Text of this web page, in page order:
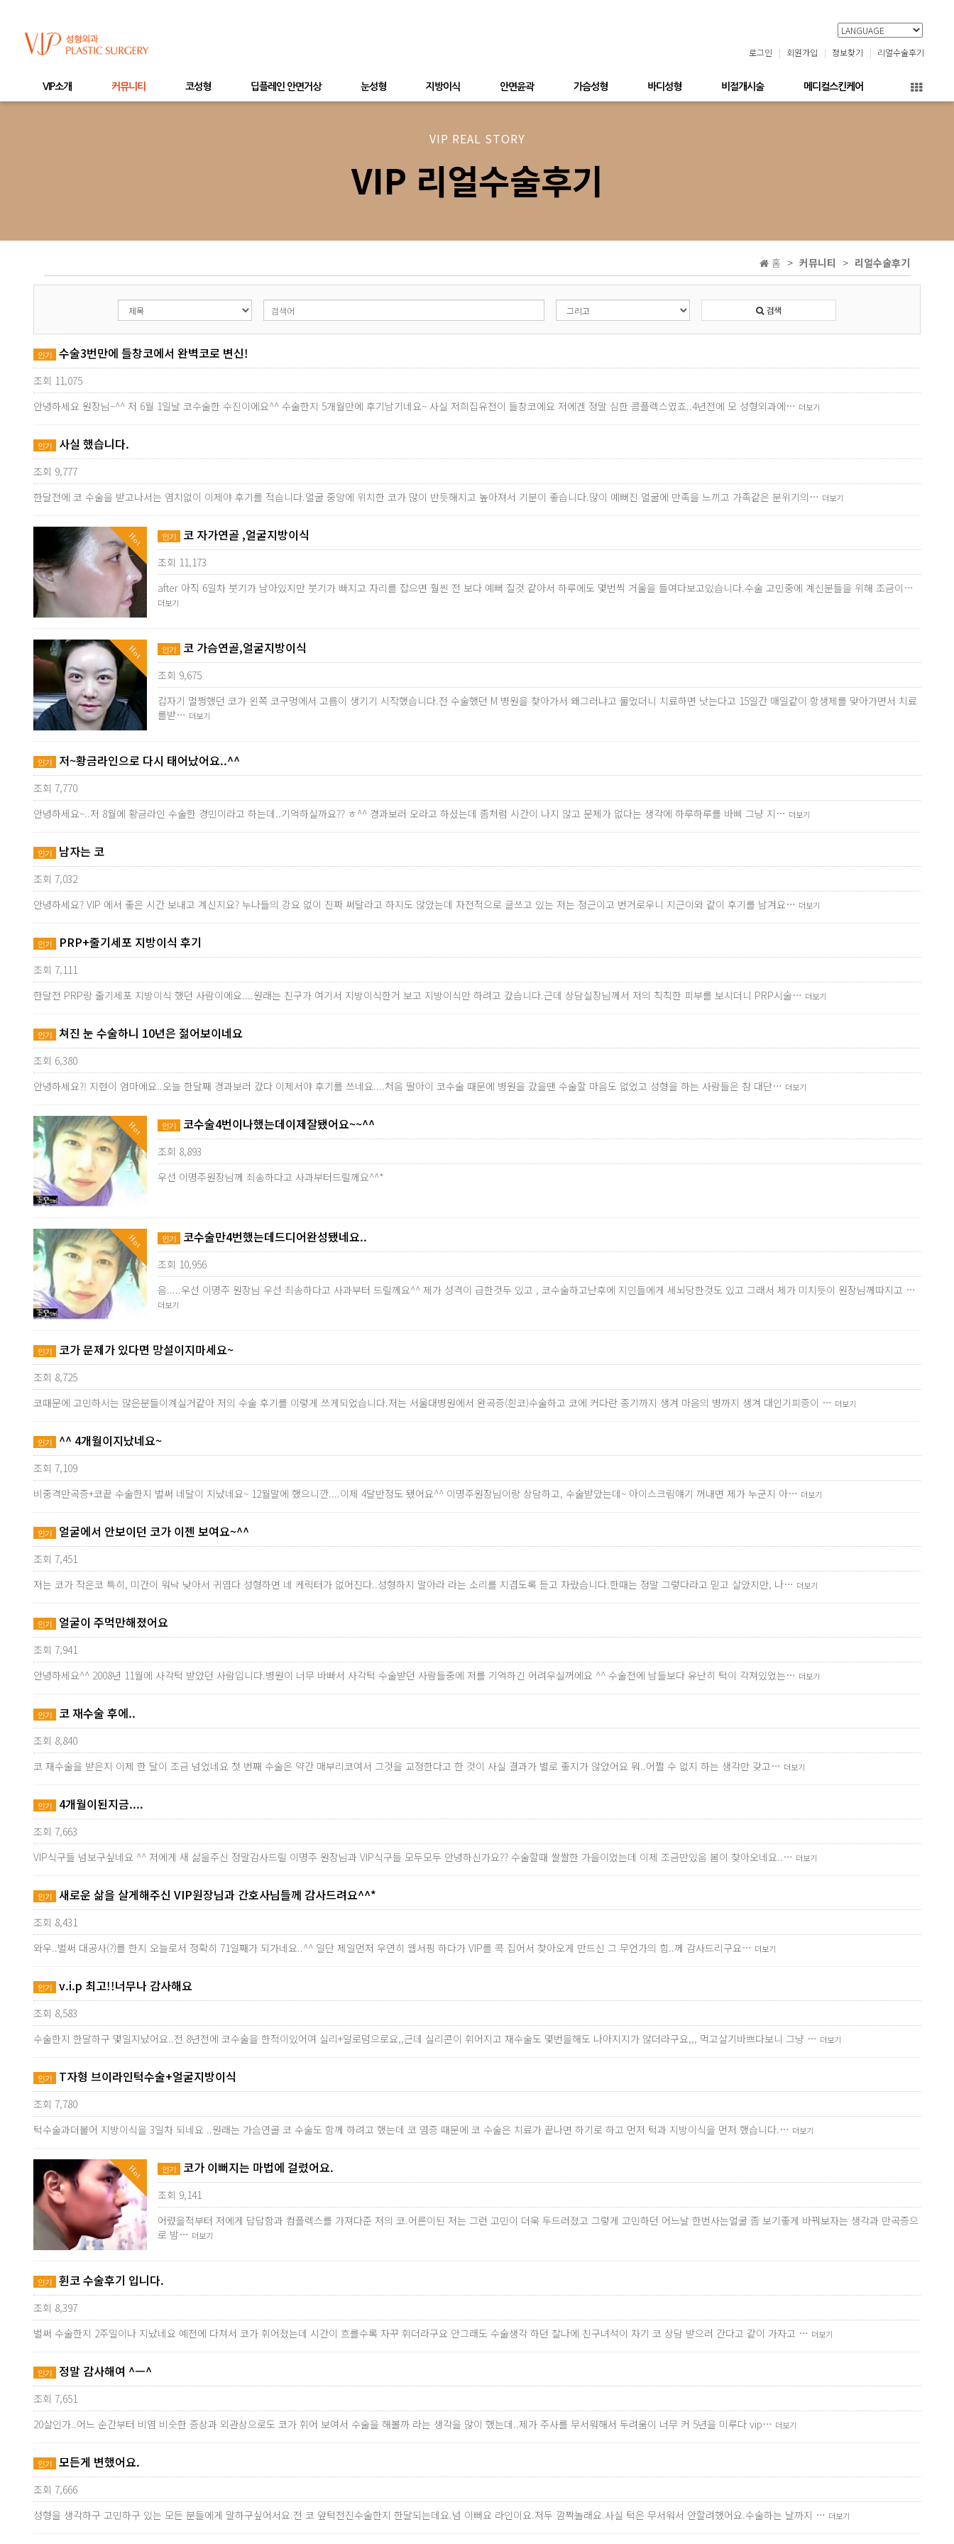
로그인 회원가입 정보찾기 리얼수술후기
VIP소개 커뮤니티 코성형 딥플레인 안면거상 눈성형 지방이식 안면윤곽 가슴성형 바디성형 비절개시술 메디컬스킨케어
VIP REAL STORY
VIP 리얼수술후기
홈 커뮤니티 리얼수술후기
검색
인기 수술3번만에 들창코에서 완벽코로 변신!
조회 11,075
안녕하세요 원장님~^^ 저 6월 1일날 코수술한 수진이에요^^ 수술한지 5개월만에 후기남기네요~ 사실 저희집유전이 들창코에요 저에겐 정말 심한 콤플렉스였죠..4년전에 모 성형외과에… 더보기
인기 사실 했습니다.
조회 9,777
한달전에 코 수술을 받고나서는 염치없이 이제야 후기를 적습니다.얼굴 중앙에 위치한 코가 많이 반듯해지고 높아져서 기분이 좋습니다.많이 예뻐진 얼굴에 만족을 느끼고 가족같은 분위기의… 더보기
Hot 인기 코 자가연골 ,얼굴지방이식
조회 11,173
after 아직 6일차 붓기가 남아있지만 붓기가 빠지고 자리를 잡으면 훨씬 전 보다 예뻐 질것 같아서 하루에도 몇번씩 거울을 들여다보고있습니다.수술 고민중에 계신분들을 위해 조금이…
더보기
Hot 인기 코 가슴연골,얼굴지방이식
조회 9,675
갑자기 멀쩡했던 코가 왼쪽 코구멍에서 고름이 생기기 시작했습니다.전 수술했던 M 병원을 찾아가서 왜그러냐고 물었더니 치료하면 낫는다고 15일간 매일같이 항생제를 맞아가면서 치료
를받… 더보기
인기 저~황금라인으로 다시 태어났어요..^^
조회 7,770
안녕하세요~..저 8월에 황금라인 수술한 경민이라고 하는데..기억하실까요?? ㅎ^^ 경과보러 오라고 하셨는데 좀처럼 시간이 나지 않고 문제가 없다는 생각에 하루하루를 바삐 그냥 지… 더보기
인기 남자는 코
조회 7,032
안녕하세요? VIP 에서 좋은 시간 보내고 계신지요? 누나들의 강요 없이 진짜 써달라고 하지도 않았는데 자전적으로 글쓰고 있는 저는 정근이고 번거로우니 지근이와 같이 후기를 남겨요… 더보기
인기 PRP+줄기세포 지방이식 후기
조회 7,111
한달전 PRP랑 줄기세포 지방이식 했던 사람이에요....원래는 친구가 여기서 지방이식한거 보고 지방이식만 하려고 갔습니다.근데 상담실장님께서 저의 칙칙한 피부를 보시더니 PRP시술… 더보기
인기 쳐진 눈 수술하니 10년은 젊어보이네요
조회 6,380
안녕하세요?! 지현이 엄마에요..오늘 한달째 경과보러 갔다 이제서야 후기를 쓰네요....처음 딸아이 코수술 때문에 병원을 갔을땐 수술할 마음도 없었고 성형을 하는 사람들은 참 대단… 더보기
Hot 인기 코수술4번이나했는데이제잘됐어요~~^^
조회 8,893
우선 이명주원장님께 죄송하다고 사과부터드릴께요^^*
Hot 인기 코수술만4번했는데드디어완성됐네요..
조회 10,956
음.....우선 이명주 원장님 우선 죄송하다고 사과부터 드릴께요^^ 제가 성격이 급한것두 있고 , 코수술하고난후에 지인들에게 세뇌당한것도 있고 그래서 제가 미치듯이 원장님께따지고 …
더보기
인기 코가 문제가 있다면 망설이지마세요~
조회 8,725
코때문에 고민하시는 많은분들이계실거같아 저의 수술 후기를 이렇게 쓰게되었습니다.저는 서울대병원에서 완곡증(흰코)수술하고 코에 커다란 종기까지 생겨 마음의 병까지 생겨 대인기피증이 … 더보기
인기 ^^ 4개월이지났네요~
조회 7,109
비중격만곡증+코끝 수술한지 벌써 네달이 지났네요~ 12월말에 했으니깐....이제 4달반정도 됐어요^^ 이명주원장님이랑 상담하고, 수술받았는데~ 아이스크림얘기 꺼내면 제가 누군지 아… 더보기
인기 얼굴에서 안보이던 코가 이젠 보여요~^^
조회 7,451
저는 코가 작은코 특히, 미간이 워낙 낮아서 귀엽다 성형하면 네 케릭터가 없어진다..성형하지 말아라 라는 소리를 지겹도록 듣고 자랐습니다.한때는 정말 그렇다라고 믿고 살았지만, 나… 더보기
인기 얼굴이 주먹만해졌어요
조회 7,941
안녕하세요^^ 2008년 11월에 사각턱 받았던 사람입니다.병원이 너무 바빠서 사각턱 수술받던 사람들중에 저를 기억하긴 어려우실꺼에요 ^^ 수술전에 남들보다 유난히 턱이 각져있었는… 더보기
인기 코 재수술 후에..
조회 8,840
코 재수술을 받은지 이제 한 달이 조금 넘었네요 첫 번째 수술은 약간 매부리코여서 그것을 교정한다고 한 것이 사실 결과가 별로 좋지가 않았어요 뭐..어쩔 수 없지 하는 생각만 갖고… 더보기
인기 4개월이된지금....
조회 7,663
VIP식구들 넘보구싶네요 ^^ 저에게 새 삶을주신 정말감사드릴 이명주 원장님과 VIP식구들 모두모두 안녕하신가요?? 수술할때 쌀쌀한 가을이었는데 이제 조금만있음 봄이 찾아오네요..… 더보기
인기 새로운 삶을 살게해주신 VIP원장님과 간호사님들께 감사드려요^^*
조회 8,431
와우..벌써 대공사(?)를 한지 오늘로서 정확히 71일째가 되가네요..^^ 일단 제일먼저 우연히 웹서핑 하다가 VIP를 콕 집어서 찾아오게 만드신 그 무언가의 힘..께 감사드리구요… 더보기
인기 v.i.p 최고!!너무나 감사해요
조회 8,583
수술한지 한달하구 몇일지났어요..전 8년전에 코수술을 한적이있어여 실리+알로덤으로요,,근데 실리콘이 휘어지고 재수술도 몇번을해도 나아지지가 않더라구요,,, 먹고살기바쁘다보니 그냥 … 더보기
인기 T자형 브이라인턱수술+얼굴지방이식
조회 7,780
턱수술과더불어 지방이식을 3일차 되네요 ..원래는 가슴연골 코 수술도 함께 하려고 했는데 코 염증 때문에 코 수술은 치료가 끝나면 하기로 하고 먼저 턱과 지방이식을 먼저 했습니다.… 더보기
Hot 인기 코가 이뻐지는 마법에 걸렸어요.
조회 9,141
어렸을적부터 저에게 답답함과 컴플렉스를 가져다준 저의 코.어른이된 저는 그런 고민이 더욱 두드러졌고 그렇게 고민하던 어느날 한번사는얼굴 좀 보기좋게 바꿔보자는 생각과 만곡증으
로 밤… 더보기
인기 휜코 수술후기 입니다.
조회 8,397
벌써 수술한지 2주일이나 지났네요 예전에 다쳐서 코가 휘어졌는데 시간이 흐를수록 자꾸 휘더라구요 안그래도 수술생각 하던 찰나에 친구녀석이 자기 코 상담 받으러 간다고 같이 가자고 … 더보기
인기 정말 감사해여 ^ㅡ^
조회 7,651
20살인가..어느 순간부터 비염 비슷한 증상과 외관상으로도 코가 휘어 보여서 수술을 해볼까 라는 생각을 많이 했는데..제가 주사를 무서워해서 두려움이 너무 커 5년을 미루다 vip… 더보기
인기 모든게 변했어요.
조회 7,666
성형을 생각하구 고민하구 있는 모든 분들에게 말하구싶어서요.전 코 앞턱전진수술한지 한달되는데요.넘 이뻐요 라인이요.저두 깜짝놀래요.사실 턱은 무서워서 안할려했어요.수술하는 날까지 … 더보기